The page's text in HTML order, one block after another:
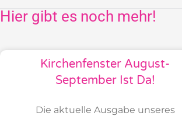
Hier gibt es noch mehr!
Kirchenfenster August-
September Ist Da!
Die aktuelle Ausgabe unseres